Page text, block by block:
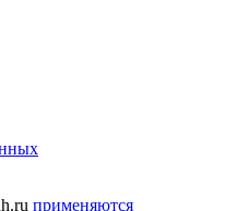
применяются